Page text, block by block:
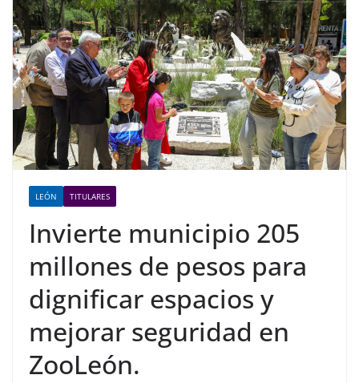
LEÓN TITULARES
Invierte municipio 205
millones de pesos para
dignificar espacios y
mejorar seguridad en
ZooLeón.